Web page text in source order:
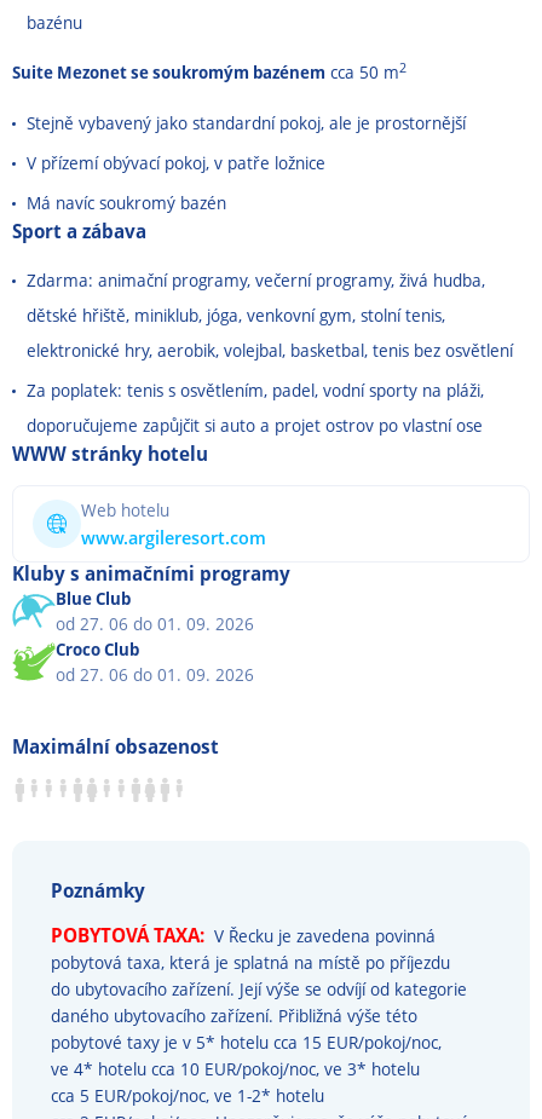
bazénu
Suite Mezonet se soukromým bazénem cca 50 m2
Stejně vybavený jako standardní pokoj, ale je prostornější
V přízemí obývací pokoj, v patře ložnice
Má navíc soukromý bazén
Sport a zábava
Zdarma: animační programy, večerní programy, živá hudba,
dětské hřiště, miniklub, jóga, venkovní gym, stolní tenis,
elektronické hry, aerobik, volejbal, basketbal, tenis bez osvětlení
Za poplatek: tenis s osvětlením, padel, vodní sporty na pláži,
doporučujeme zapůjčit si auto a projet ostrov po vlastní ose
WWW stránky hotelu
Web hotelu
www.argileresort.com
Kluby s animačními programy
Blue Club
od 27. 06 do 01. 09. 2026
Croco Club
od 27. 06 do 01. 09. 2026
Maximální obsazenost
Poznámky
POBYTOVÁ TAXA: V Řecku je zavedena povinná
pobytová taxa, která je splatná na místě po příjezdu
do ubytovacího zařízení. Její výše se odvíjí od kategorie
daného ubytovacího zařízení. Přibližná výše této
pobytové taxy je v 5* hotelu cca 15 EUR/pokoj/noc,
ve 4* hotelu cca 10 EUR/pokoj/noc, ve 3* hotelu
cca 5 EUR/pokoj/noc, ve 1-2* hotelu